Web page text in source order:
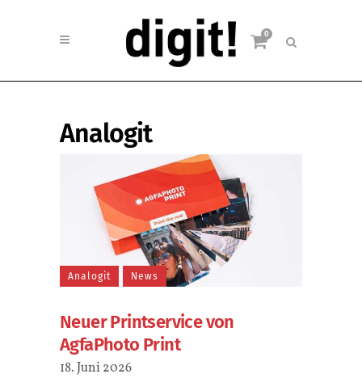
0
Analogit
Analogit News
Neuer Printservice von
AgfaPhoto Print
18. Juni 2026